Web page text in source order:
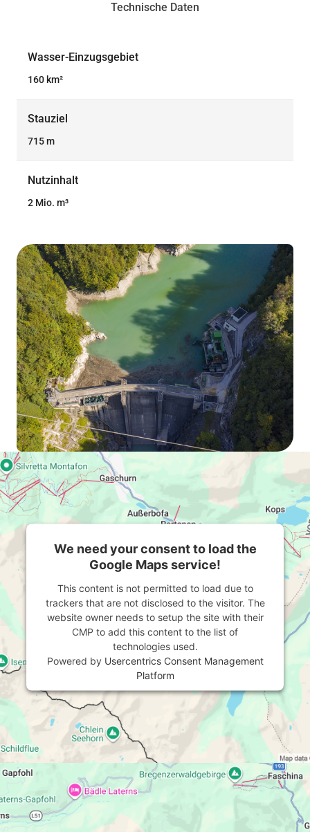
Technische Daten
Wasser-Einzugsgebiet
160 km²
Stauziel
715 m
Nutzinhalt
2 Mio. m³
We need your consent to load the
Google Maps service!
This content is not permitted to load due to
trackers that are not disclosed to the visitor. The
website owner needs to setup the site with their
CMP to add this content to the list of
technologies used.
Powered by Usercentrics Consent Management
Platform